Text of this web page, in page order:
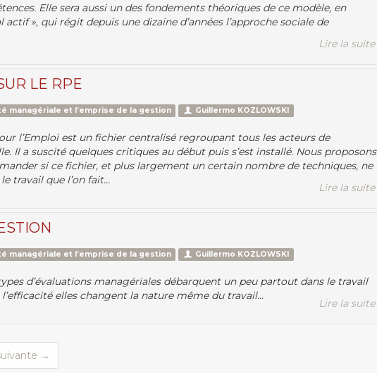
Elle sera aussi un des fondements théoriques de ce modèle, en
actif », qui régit depuis une dizaine d’années l’approche sociale de
Lire la suite
LE RPE
managériale et l’emprise de la gestion Guillermo KOZLOWSKI
l’Emploi est un fichier centralisé regroupant tous les acteurs de
Il a suscité quelques critiques au début puis s’est installé. Nous proposons
si ce fichier, et plus largement un certain nombre de techniques, ne
travail que l’on fait...
Lire la suite
managériale et l’emprise de la gestion Guillermo KOZLOWSKI
d’évaluations managériales débarquent un peu partout dans le travail
elles changent la nature même du travail...
Lire la suite
→